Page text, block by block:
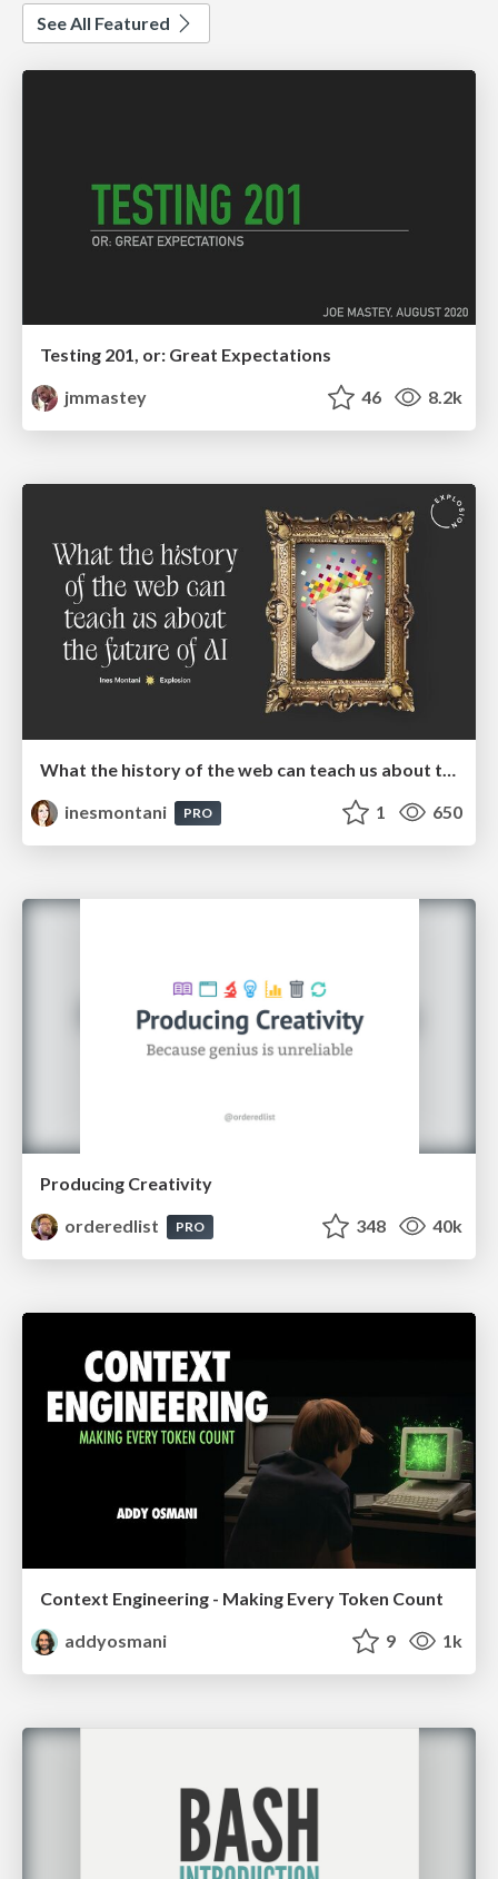
See All Featured
Testing 201, or: Great Expectations
jmmastey
46 8.2k
What the history of the web can teach us about the future of AI
inesmontani
PRO 1 650
Producing Creativity
orderedlist
PRO 348 40k
Context Engineering - Making Every Token Count
addyosmani
9 1k